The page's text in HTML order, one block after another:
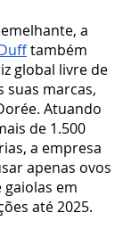
a
também
global livre de
suas marcas,
Atuando
de 1.500
a empresa
apenas ovos
gaiolas em
até 2025.